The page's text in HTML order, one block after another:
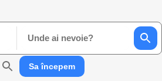
Unde ai nevoie?
Sa începem